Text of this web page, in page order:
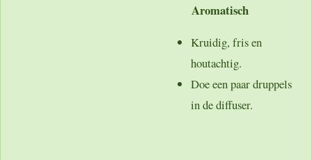
Aromatisch
Kruidig, fris en
houtachtig.
Doe een paar druppels
in de diffuser.